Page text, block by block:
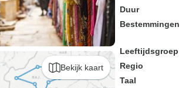
Bekijk kaart
Duur
Bestemmingen
Leeftijdsgroep
Regio
Taal